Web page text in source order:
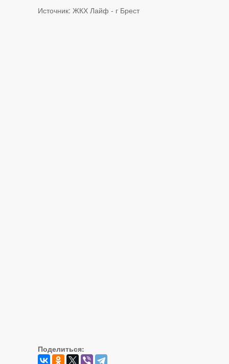
Источник: ЖКХ Лайф - г Брест
Поделиться: